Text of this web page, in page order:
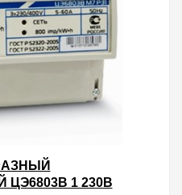
1 230В